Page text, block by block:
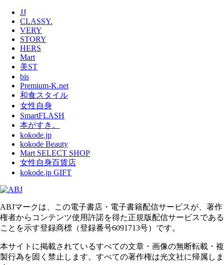
JJ
CLASSY.
VERY
STORY
HERS
Mart
美ST
bis
Premium-K.net
和食スタイル
女性自身
SmartFLASH
本がすき。
kokode.jp
kokode Beauty
Mart SELECT SHOP
女性自身百貨店
kokode.jp GIFT
ABJマークは、この電子書店・電子書籍配信サービスが、著作
権者からコンテンツ使用許諾を得た正規版配信サービスである
ことを示す登録商標（登録番号6091713号）です。
本サイトに掲載されているすべての文章・画像の無断転載・複
製行為を固く禁止します。すべての著作権は光文社に帰属しま